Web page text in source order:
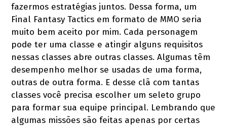
fazermos estratégias juntos. Dessa forma, um
Final Fantasy Tactics em formato de MMO seria
muito bem aceito por mim. Cada personagem
pode ter uma classe e atingir alguns requisitos
nessas classes abre outras classes. Algumas têm
desempenho melhor se usadas de uma forma,
outras de outra forma. E desse clã com tantas
classes você precisa escolher um seleto grupo
para formar sua equipe principal. Lembrando que
algumas missões são feitas apenas por certas